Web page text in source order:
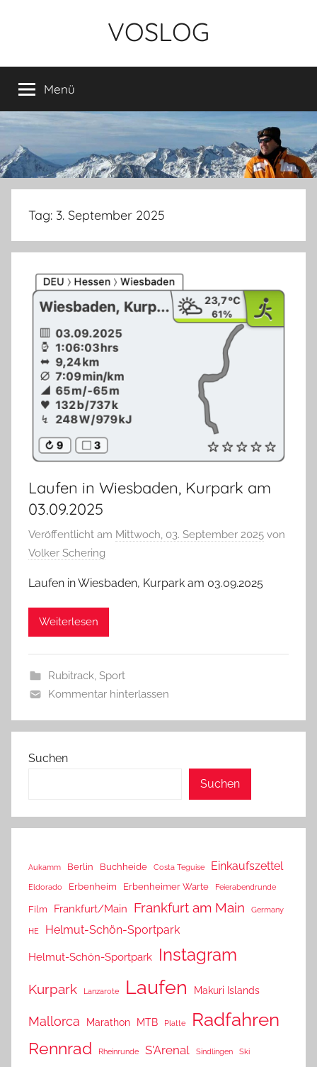
VOSLOG
Menü
Tag: 3. September 2025
Laufen in Wiesbaden, Kurpark am
03.09.2025
Veröffentlicht am Mittwoch, 03. September 2025 von
Volker Schering
Laufen in Wiesbaden, Kurpark am 03.09.2025
Weiterlesen
Rubitrack, Sport
Kommentar hinterlassen
Suchen
Suchen
Aukamm Berlin Buchheide Costa Teguise Einkaufszettel
Eldorado Erbenheim Erbenheimer Warte Feierabendrunde
Film Frankfurt/Main Frankfurt am Main Germany
HE Helmut-Schön-Sportpark
Helmut-Schön-Sportpark Instagram
Kurpark Lanzarote Laufen Makuri Islands
Mallorca Marathon MTB Platte Radfahren
Rennrad Rheinrunde S'Arenal Sindlingen Ski